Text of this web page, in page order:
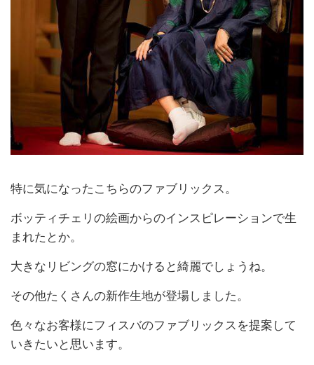
特に気になったこちらのファブリックス。
ボッティチェリの絵画からのインスピレーションで生
まれたとか。
大きなリビングの窓にかけると綺麗でしょうね。
その他たくさんの新作生地が登場しました。
色々なお客様にフィスバのファブリックスを提案して
いきたいと思います。